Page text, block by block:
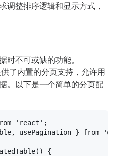
调整排序逻辑和显示方式，
时不可或缺的功能。
了内置的分页支持，允许用
。以下是一个简单的分页配
'react'
usePagination } from
( ) {